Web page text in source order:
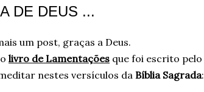
DE DEUS ...
um post, graças a Deus.
livro de Lamentações que foi escrito pelo
nestes versículos da Bíblia Sagrada: